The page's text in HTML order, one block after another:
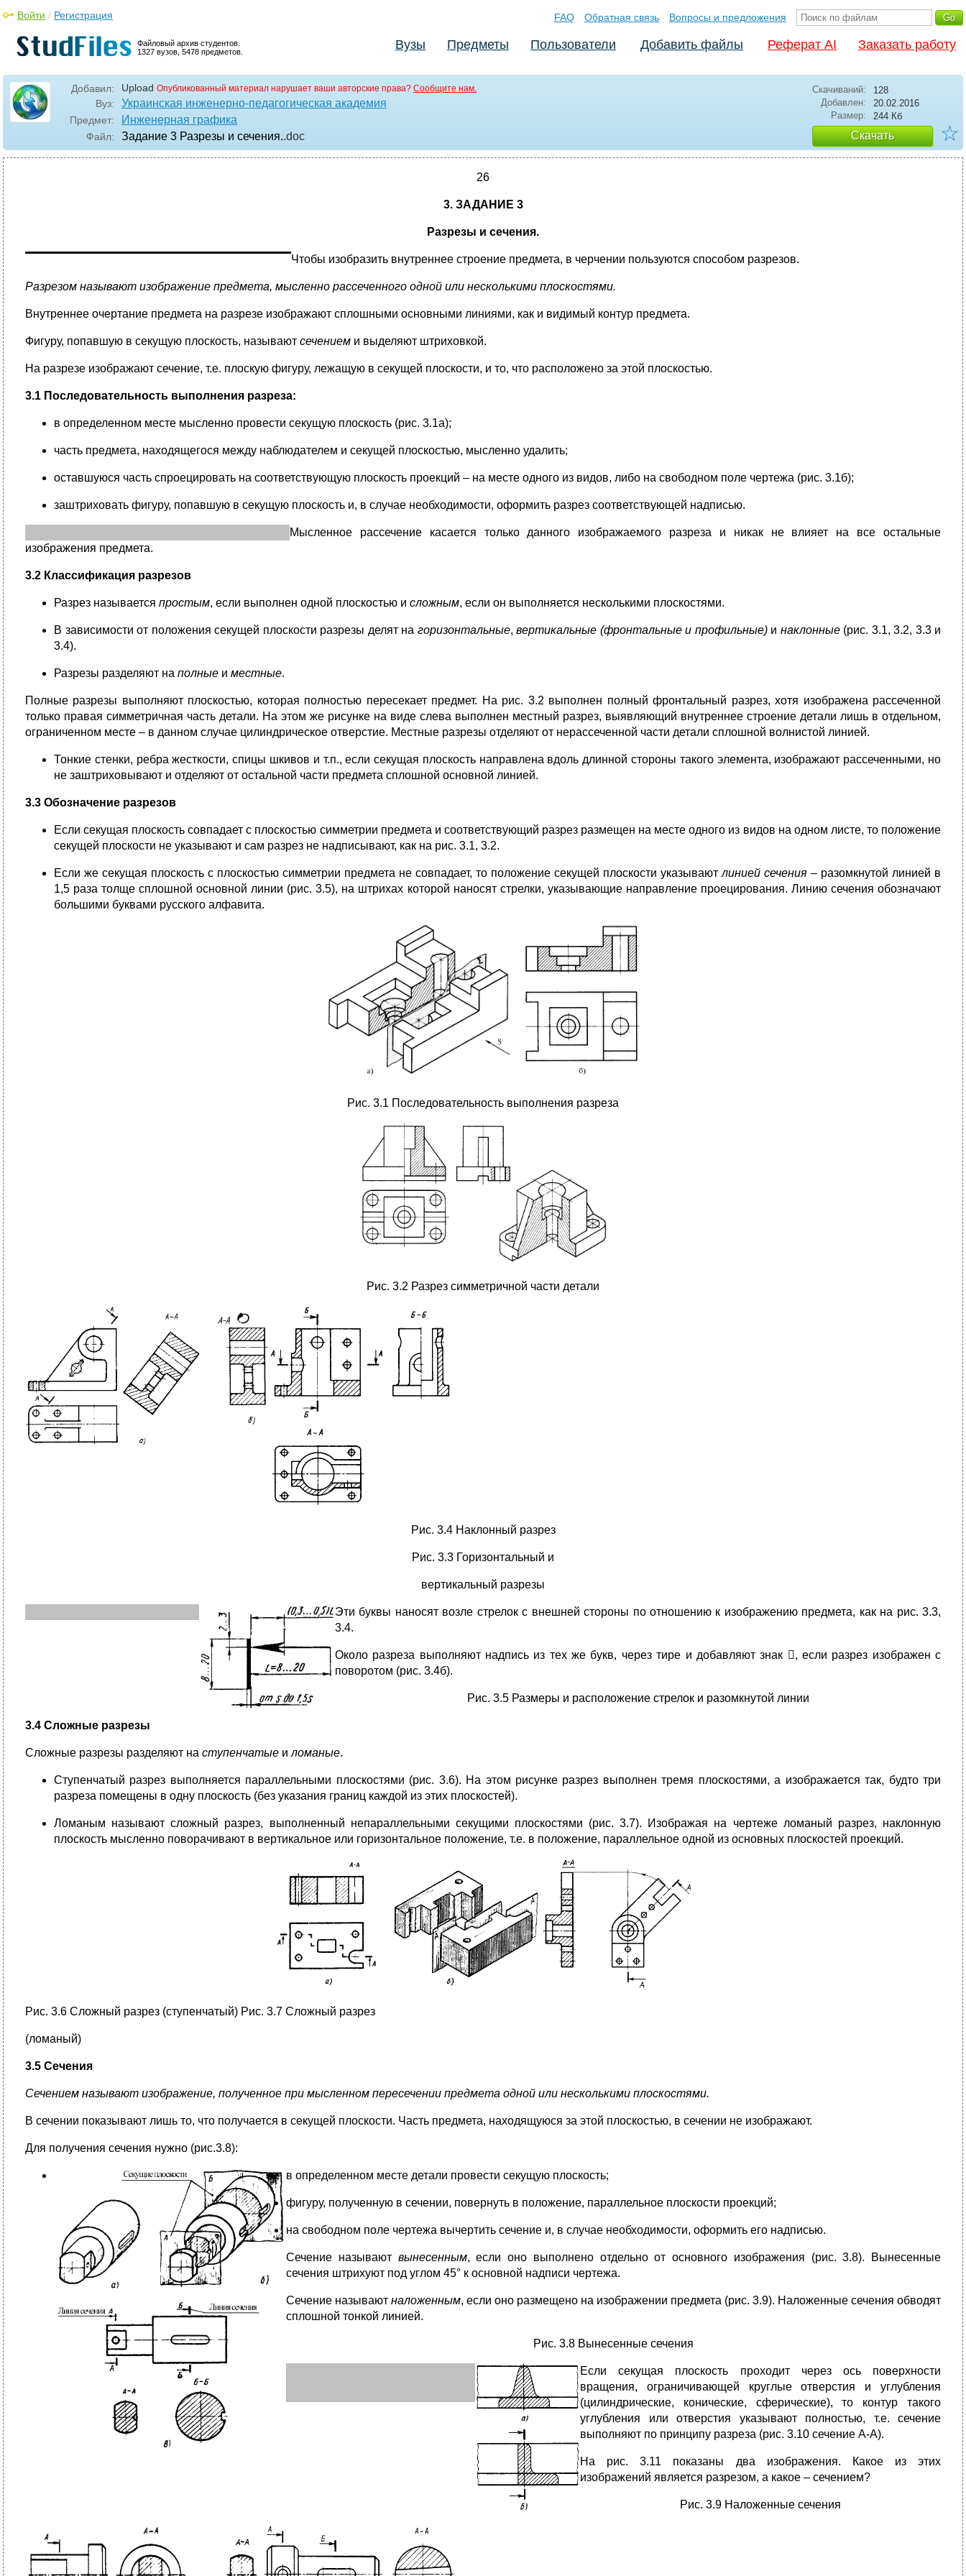
Файловый архив студентов.
1327 вузов, 5478 предметов.
Войти / Регистрация FAQ Обратная связь Вопросы и предложения
Вузы Предметы Пользователи Добавить файлы Реферат AI Заказать работу
Добавил: Upload Опубликованный материал нарушает ваши авторские права? Сообщите нам.
Вуз: Украинская инженерно-педагогическая академия
Предмет: Инженерная графика
Файл: Задание 3 Разрезы и сечения..doc
Скачиваний:
128
Добавлен:
20.02.2016
Размер:
244 Кб
Скачать ☆
26
3. ЗАДАНИЕ 3
Разрезы и сечения.
Чтобы изобразить внутреннее строение предмета, в черчении пользуются способом разрезов.
Разрезом называют изображение предмета, мысленно рассеченного одной или несколькими плоскостями.
Внутреннее очертание предмета на разрезе изображают сплошными основными линиями, как и видимый контур предмета.
Фигуру, попавшую в секущую плоскость, называют сечением и выделяют штриховкой.
На разрезе изображают сечение, т.е. плоскую фигуру, лежащую в секущей плоскости, и то, что расположено за этой плоскостью.
3.1 Последовательность выполнения разреза:
в определенном месте мысленно провести секущую плоскость (рис. 3.1а);
часть предмета, находящегося между наблюдателем и секущей плоскостью, мысленно удалить;
оставшуюся часть спроецировать на соответствующую плоскость проекций – на месте одного из видов, либо на свободном поле чертежа (рис. 3.1б);
заштриховать фигуру, попавшую в секущую плоскость и, в случае необходимости, оформить разрез соответствующей надписью.
Мысленное рассечение касается только данного изображаемого разреза и никак не влияет на все остальные
изображения предмета.
3.2 Классификация разрезов
Разрез называется простым, если выполнен одной плоскостью и сложным, если он выполняется несколькими плоскостями.
В зависимости от положения секущей плоскости разрезы делят на горизонтальные, вертикальные (фронтальные и профильные)и наклонные(рис. 3.1, 3.2, 3.3 и
3.4).
Разрезы разделяют на полные и местные.
Полные разрезы выполняют плоскостью, которая полностью пересекает предмет. На рис. 3.2 выполнен полный фронтальный разрез, хотя изображена рассеченной
только правая симметричная часть детали. На этом же рисунке на виде слева выполнен местный разрез, выявляющий внутреннее строение детали лишь в отдельном,
ограниченном месте – в данном случае цилиндрическое отверстие. Местные разрезы отделяют от нерассеченной части детали сплошной волнистой линией.
Тонкие стенки, ребра жесткости, спицы шкивов и т.п., если секущая плоскость направлена вдоль длинной стороны такого элемента, изображают рассеченными, но
не заштриховывают и отделяют от остальной части предмета сплошной основной линией.
3.3 Обозначение разрезов
Если секущая плоскость совпадает с плоскостью симметрии предмета и соответствующий разрез размещен на месте одного из видов на одном листе, то положение
секущей плоскости не указывают и сам разрез не надписывают, как на рис. 3.1, 3.2.
Если же секущая плоскость с плоскостью симметрии предмета не совпадает, то положение секущей плоскости указывают линией сечения – разомкнутой линией в
1,5 раза толще сплошной основной линии (рис. 3.5), на штрихах которой наносят стрелки, указывающие направление проецирования. Линию сечения обозначают
большими буквами русского алфавита.
Рис. 3.1 Последовательность выполнения разреза
Рис. 3.2 Разрез симметричной части детали
Рис. 3.4 Наклонный разрез
Рис. 3.3 Горизонтальный и
вертикальный разрезы
Эти буквы наносят возле стрелок с внешней стороны по отношению к изображению предмета, как на рис. 3.3,
3.4.
Около разреза выполняют надпись из тех же букв, через тире и добавляют знак , если разрез изображен с
поворотом (рис. 3.4б).
Рис. 3.5 Размеры и расположение стрелок и разомкнутой линии
3.4 Сложные разрезы
Сложные разрезы разделяют на ступенчатые и ломаные.
Ступенчатый разрез выполняется параллельными плоскостями (рис. 3.6). На этом рисунке разрез выполнен тремя плоскостями, а изображается так, будто три
разреза помещены в одну плоскость (без указания границ каждой из этих плоскостей).
Ломаным называют сложный разрез, выполненный непараллельными секущими плоскостями (рис. 3.7). Изображая на чертеже ломаный разрез, наклонную
плоскость мысленно поворачивают в вертикальное или горизонтальное положение, т.е. в положение, параллельное одной из основных плоскостей проекций.
Рис. 3.6 Сложный разрез (ступенчатый) Рис. 3.7 Сложный разрез
(ломаный)
3.5 Сечения
Сечением называют изображение, полученное при мысленном пересечении предмета одной или несколькими плоскостями.
В сечении показывают лишь то, что получается в секущей плоскости. Часть предмета, находящуюся за этой плоскостью, в сечении не изображают.
Для получения сечения нужно (рис.3.8):
в определенном месте детали провести секущую плоскость;
фигуру, полученную в сечении, повернуть в положение, параллельное плоскости проекций;
на свободном поле чертежа вычертить сечение и, в случае необходимости, оформить его надписью.
Сечение называют вынесенным, если оно выполнено отдельно от основного изображения (рис. 3.8). Вынесенные
сечения штрихуют под углом 45° к основной надписи чертежа.
Сечение называют наложенным, если оно размещено на изображении предмета (рис. 3.9). Наложенные сечения обводят
сплошной тонкой линией.
Рис. 3.8 Вынесенные сечения
Если секущая плоскость проходит через ось поверхности
вращения, ограничивающей круглые отверстия и углубления
(цилиндрические, конические, сферические), то контур такого
углубления или отверстия указывают полностью, т.е. сечение
выполняют по принципу разреза (рис. 3.10 сечение А-А).
На рис. 3.11 показаны два изображения. Какое из этих
изображений является разрезом, а какое – сечением?
Рис. 3.9 Наложенные сечения